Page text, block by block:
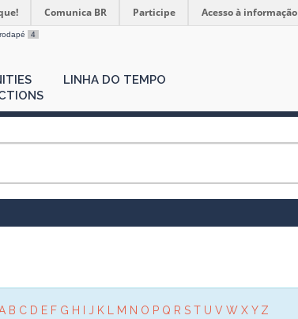
Comunica BR Participe Acesso à informação
4
LINHA DO TEMPO
B C D E F G H J K M N O P Q R S T U V W X Y Z